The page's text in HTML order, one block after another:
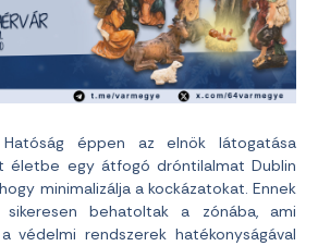
éppen az elnök látogatása
életbe egy átfogó dróntilalmat Dublin
minimalizálja a kockázatokat. Ennek
behatoltak a zónába, ami
védelmi rendszerek hatékonyságával